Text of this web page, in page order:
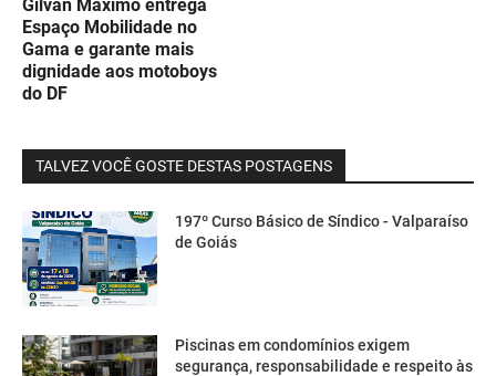
Gilvan Máximo entrega
Espaço Mobilidade no
Gama e garante mais
dignidade aos motoboys
do DF
TALVEZ VOCÊ GOSTE DESTAS POSTAGENS
197º Curso Básico de Síndico - Valparaíso
de Goiás
Piscinas em condomínios exigem
segurança, responsabilidade e respeito às